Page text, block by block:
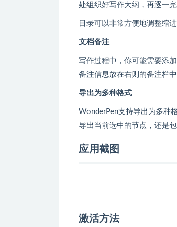
处组织好写作大纲，再逐一完
目录可以非常方便地调整缩
文档备注
写作过程中，你可能需要添
备注信息放在右则的备注栏中
导出为多种格式
WonderPen支持导出为多种
导出当前选中的节点，还是包
应用截图
激活方法